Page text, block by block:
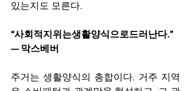
있는지도 모른다.
“사회적지위는생활양식으로드러난다.”
— 막스베버
주거는 생활양식의 총합이다. 거주 지역